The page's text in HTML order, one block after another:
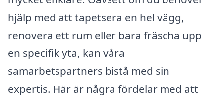
hjälp med att tapetsera en hel vägg,
renovera ett rum eller bara fräscha upp
en specifik yta, kan våra
samarbetspartners bistå med sin
expertis. Här är några fördelar med att